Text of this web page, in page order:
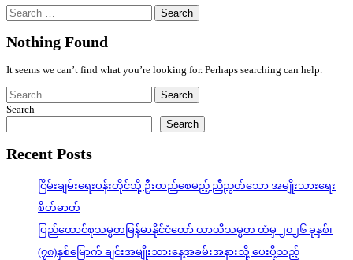
Search
for:
Nothing Found
It seems we can’t find what you’re looking for. Perhaps searching can help.
Search
for:
Search
Search
Recent Posts
ငြိမ်းချမ်းရေးပန်းတိုင်သို့ ဦးတည်စေမည့် ညီညွတ်သော အမျိုးသားရေး
စိတ်ဓာတ်
ပြည်ထောင်စုသမ္မတမြန်မာနိုင်ငံတော် ယာယီသမ္မတ ထံမှ ၂၀၂၆ ခုနှစ်၊
(၇၈)နှစ်မြောက် ချင်းအမျိုးသားနေ့အခမ်းအနားသို့ ပေးပို့သည့်